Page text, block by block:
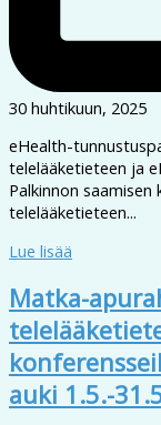
30 huhtikuun, 2025
eHealth-
telelääketieteen ja
Palkinnon
telelääketieteen...
Lue lisää
Matka-
auki 1.5.-